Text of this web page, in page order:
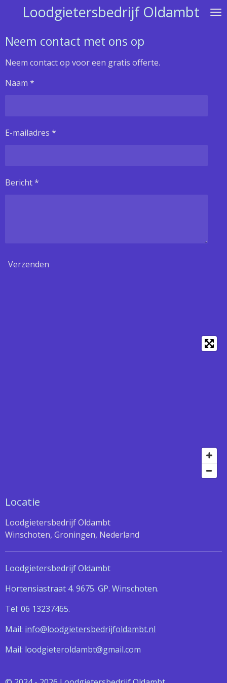
de
hoofdinhoud
Loodgietersbedrijf Oldambt
Neem contact met ons op
Neem contact op voor een gratis offerte.
Naam *
E-mailadres *
Bericht *
Verzenden
Locatie
Loodgietersbedrijf Oldambt
Winschoten, Groningen, Nederland
Loodgietersbedrijf Oldambt
Hortensiastraat 4. 9675. GP. Winschoten.
Tel: 06 13237465.
Mail: info@loodgietersbedrijfoldambt.nl
Mail: loodgieteroldambt@gmail.com